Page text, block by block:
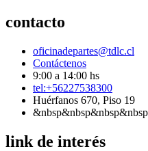
contacto
oficinadepartes@tdlc.cl
Contáctenos
9:00 a 14:00 hs
tel:+56227538300
Huérfanos 670, Piso 19
link de interés